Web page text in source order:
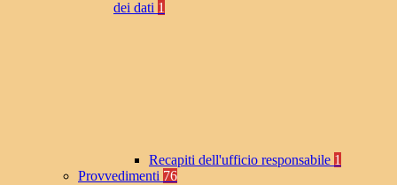
dei dati 1
Recapiti dell'ufficio responsabile 1
Provvedimenti 76